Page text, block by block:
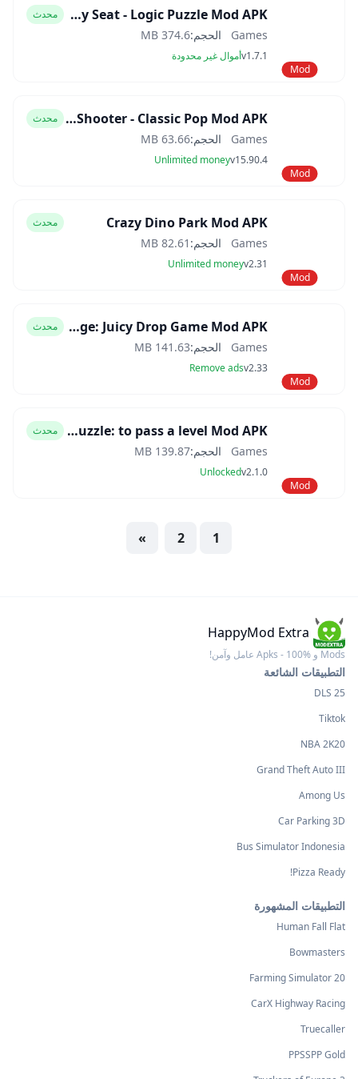
Mod
That's My Seat - Logic Puzzle Mod APK محدث
Games الحجم:374.6 MB
v1.7.1أموال غير محدودة
Mod
Bubble Shooter - Classic Pop Mod APK محدث
Games الحجم:63.66 MB
v15.90.4
Unlimited money
Mod
Crazy Dino Park Mod APK محدث
Games الحجم: 82.61 MB
v2.31
Unlimited money
Mod
Fruit Merge: Juicy Drop Game Mod APK محدث
Games الحجم:141.63 MB
v2.33
Remove ads
Mod
Thief Puzzle: to pass a level Mod APK محدث
Games الحجم:139.87 MB
v2.1.0
Unlocked
1
2
»
HappyMod Extra
Mods و Apks - 100% عامل وآمن!
التطبيقات الشائعة
DLS 25
Tiktok
NBA 2K20
Grand Theft Auto III
Among Us
Car Parking 3D
Bus Simulator Indonesia
Pizza Ready!
التطبيقات المشهورة
Human Fall Flat
Bowmasters
Farming Simulator 20
CarX Highway Racing
Truecaller
PPSSPP Gold